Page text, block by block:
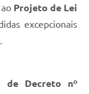
Projeto de Lei
excepcionais
de Decreto nº